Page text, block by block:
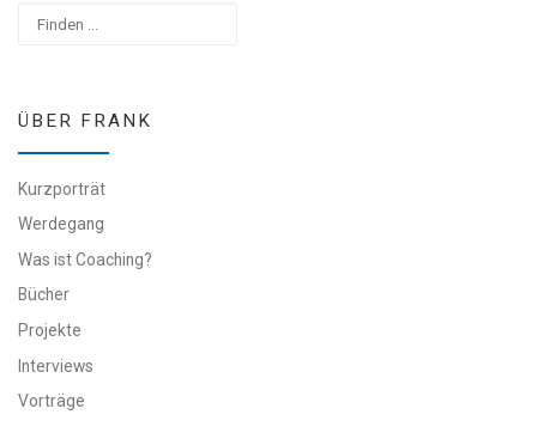
ÜBER FRANK
Kurzporträt
Werdegang
Was ist Coaching?
Bücher
Projekte
Interviews
Vorträge